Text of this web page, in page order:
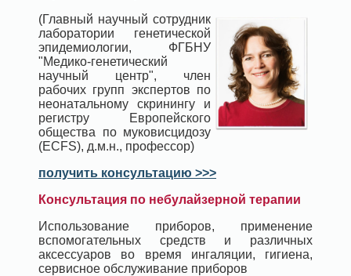
(Главный научный сотрудник
лаборатории генетической
эпидемиологии, ФГБНУ
"Медико-генетический
научный центр", член
рабочих групп экспертов по
неонатальному скринингу и
регистру Европейского
общества по муковисцидозу
(ECFS), д.м.н., профессор)
получить консультацию >>>
Консультация по небулайзерной терапии
Использование приборов, применение
вспомогательных средств и различных
аксессуаров во время ингаляции, гигиена,
сервисное обслуживание приборов